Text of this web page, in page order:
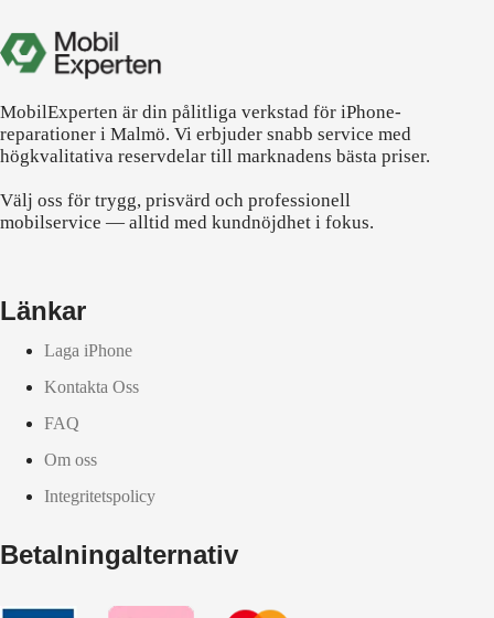
MobilExperten är din pålitliga verkstad för iPhone-
reparationer i Malmö. Vi erbjuder snabb service med
högkvalitativa reservdelar till marknadens bästa priser.
Välj oss för trygg, prisvärd och professionell
mobilservice — alltid med kundnöjdhet i fokus.
Länkar
Laga iPhone
Kontakta Oss
FAQ
Om oss
Integritetspolicy
Betalningalternativ